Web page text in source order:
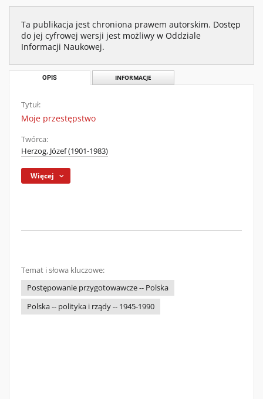
Ta publikacja jest chroniona prawem autorskim. Dostęp
do jej cyfrowej wersji jest możliwy w Oddziale
Informacji Naukowej.
OPIS INFORMACJE
Tytuł:
Moje przestępstwo
Twórca:
Herzog, Józef (1901-1983)
Więcej
Temat i słowa kluczowe:
Postępowanie przygotowawcze -- Polska
Polska -- polityka i rządy -- 1945-1990